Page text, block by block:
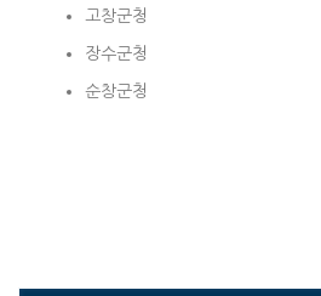
고창군청
장수군청
순창군청